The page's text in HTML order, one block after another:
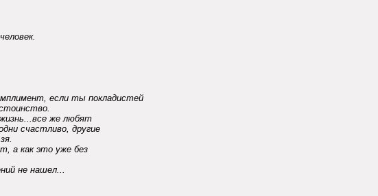
если ты покладистей
же любят
счастливо, другие
а как это уже без
не нашел...